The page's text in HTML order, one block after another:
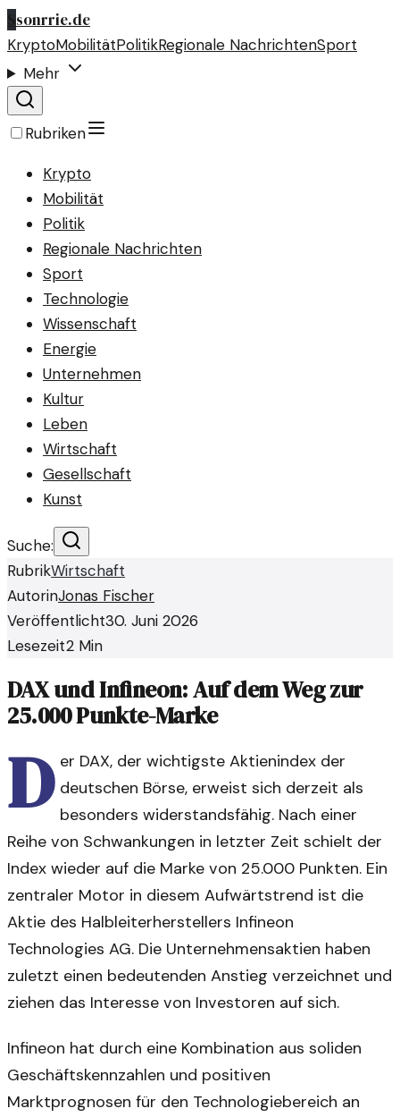
Ssonrrie.de
KryptoMobilitätPolitikRegionale NachrichtenSport
Mehr
Rubriken
Krypto
Mobilität
Politik
Regionale Nachrichten
Sport
Technologie
Wissenschaft
Energie
Unternehmen
Kultur
Leben
Wirtschaft
Gesellschaft
Kunst
Suche:
RubrikWirtschaft
AutorinJonas Fischer
Veröffentlicht30. Juni 2026
Lesezeit2 Min
DAX und Infineon: Auf dem Weg zur
25.000 Punkte-Marke
D er DAX, der wichtigste Aktienindex der
deutschen Börse, erweist sich derzeit als
besonders widerstandsfähig. Nach einer
Reihe von Schwankungen in letzter Zeit schielt der
Index wieder auf die Marke von 25.000 Punkten. Ein
zentraler Motor in diesem Aufwärtstrend ist die
Aktie des Halbleiterherstellers Infineon
Technologies AG. Die Unternehmensaktien haben
zuletzt einen bedeutenden Anstieg verzeichnet und
ziehen das Interesse von Investoren auf sich.
Infineon hat durch eine Kombination aus soliden
Geschäftskennzahlen und positiven
Marktprognosen für den Technologiebereich an